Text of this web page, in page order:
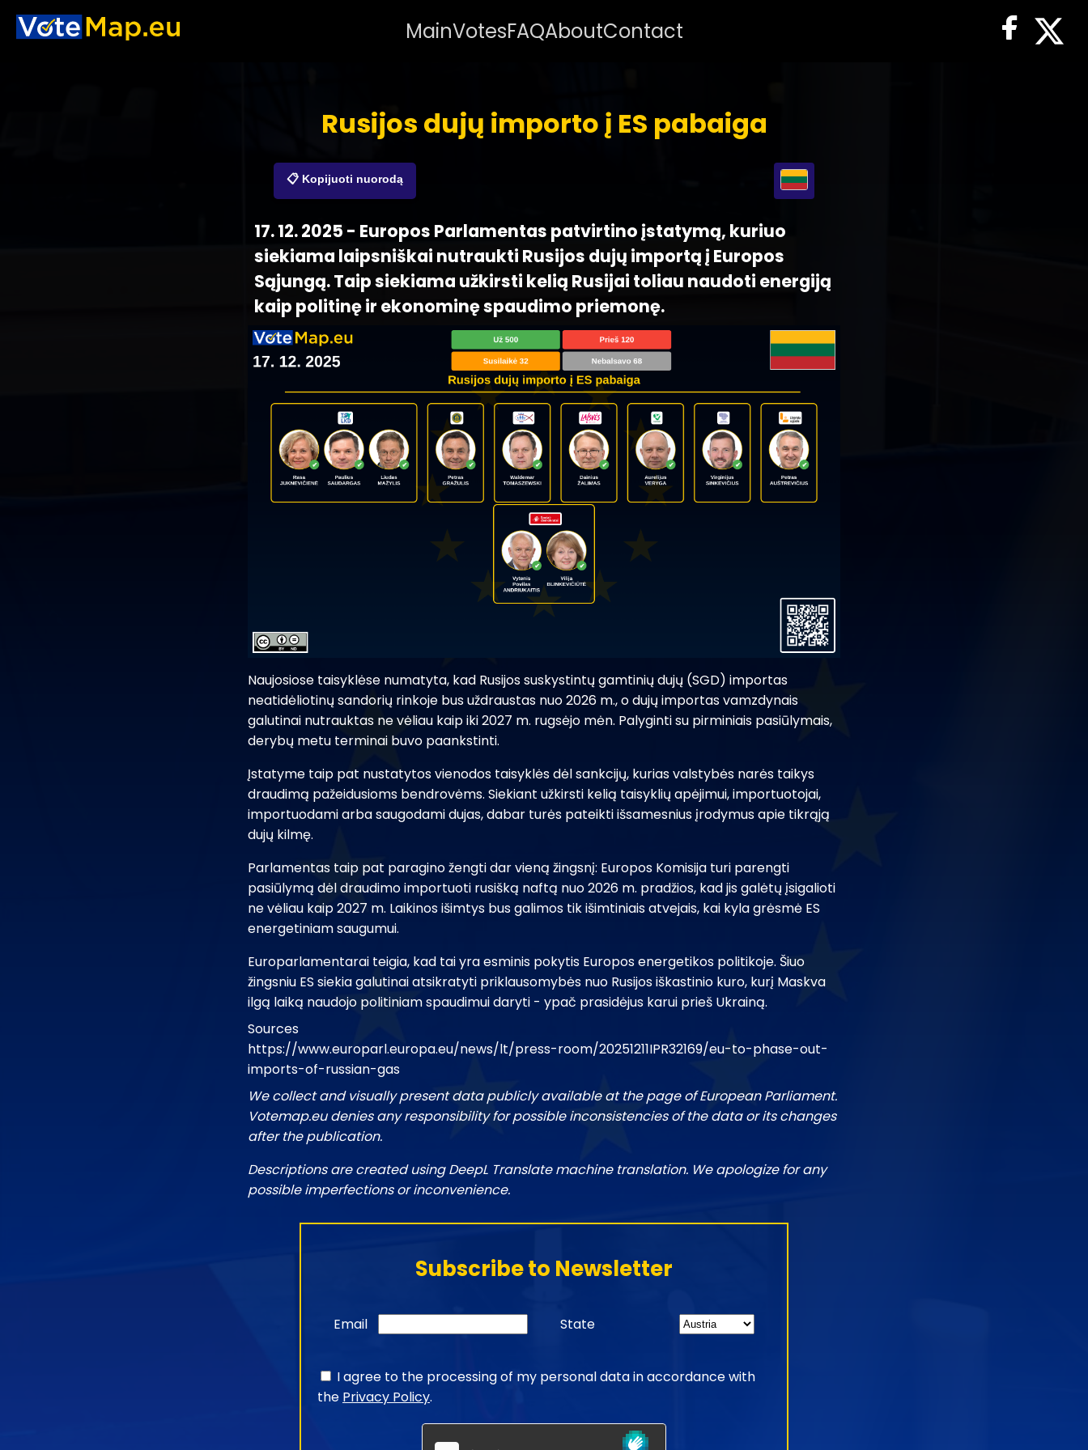
MainVotesFAQAboutContact
Rusijos dujų importo į ES pabaiga
📋 Kopijuoti nuorodą
17. 12. 2025 - Europos Parlamentas patvirtino įstatymą, kuriuo
siekiama laipsniškai nutraukti Rusijos dujų importą į Europos
Sąjungą. Taip siekiama užkirsti kelią Rusijai toliau naudoti energiją
kaip politinę ir ekonominę spaudimo priemonę.
Naujosiose taisyklėse numatyta, kad Rusijos suskystintų gamtinių dujų (SGD) importas
neatidėliotinų sandorių rinkoje bus uždraustas nuo 2026 m., o dujų importas vamzdynais
galutinai nutrauktas ne vėliau kaip iki 2027 m. rugsėjo mėn. Palyginti su pirminiais pasiūlymais,
derybų metu terminai buvo paankstinti.
Įstatyme taip pat nustatytos vienodos taisyklės dėl sankcijų, kurias valstybės narės taikys
draudimą pažeidusioms bendrovėms. Siekiant užkirsti kelią taisyklių apėjimui, importuotojai,
importuodami arba saugodami dujas, dabar turės pateikti išsamesnius įrodymus apie tikrąją
dujų kilmę.
Parlamentas taip pat paragino žengti dar vieną žingsnį: Europos Komisija turi parengti
pasiūlymą dėl draudimo importuoti rusišką naftą nuo 2026 m. pradžios, kad jis galėtų įsigalioti
ne vėliau kaip 2027 m. Laikinos išimtys bus galimos tik išimtiniais atvejais, kai kyla grėsmė ES
energetiniam saugumui.
Europarlamentarai teigia, kad tai yra esminis pokytis Europos energetikos politikoje. Šiuo
žingsniu ES siekia galutinai atsikratyti priklausomybės nuo Rusijos iškastinio kuro, kurį Maskva
ilgą laiką naudojo politiniam spaudimui daryti - ypač prasidėjus karui prieš Ukrainą.
Sources
https://www.europarl.europa.eu/news/lt/press-room/20251211IPR32169/eu-to-phase-out-
imports-of-russian-gas
We collect and visually present data publicly available at the page of European Parliament.
Votemap.eu denies any responsibility for possible inconsistencies of the data or its changes
after the publication.
Descriptions are created using DeepL Translate machine translation. We apologize for any
possible imperfections or inconvenience.
Subscribe to Newsletter
Email State
I agree to the processing of my personal data in accordance with
the Privacy Policy.